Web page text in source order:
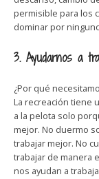
permisible para los
dominar por
3. Ayudarnos a
¿Por qué
La recreación tiene
a la pelota solo
mejor. No duermo
trabajar mejor. No
trabajar de manera
nos ayudan a